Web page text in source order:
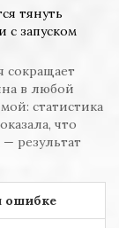
тянуть
с запуском
сокращает
в любой
статистика
что
результат
ошибке